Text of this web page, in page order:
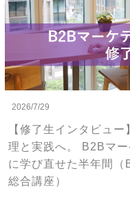
2026/7/29
【修了生インタビュ
理と実践へ。 B2Bマ
に学び直せた半年間
総合講座）